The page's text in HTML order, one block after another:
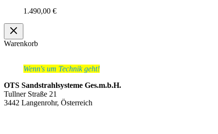
1.490,00 €
Warenkorb
Wenn's um Technik geht!
OTS Sandstrahlsysteme Ges.m.b.H.
Tullner Straße 21
3442 Langenrohr, Österreich